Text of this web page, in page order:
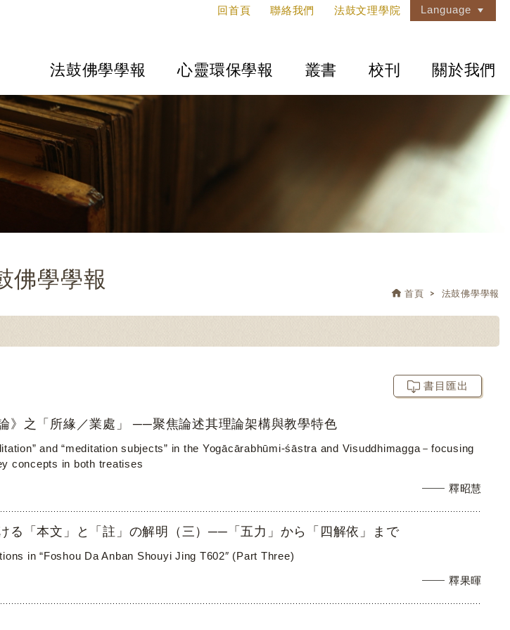
回首頁 聯絡我們 法鼓文理學院 Language
法鼓佛學學報 心靈環保學報 叢書 校刊 關於我們
佛學學報
首頁 法鼓佛學學報
書目匯出
》之「所緣／業處」 ──聚焦論述其理論架構與教學特色
and “meditation subjects” in the Yogācārabhūmi-śāstra and Visuddhimagga－focusing
concepts in both treatises
釋昭慧
る「本文」と「註」の解明（三）──「五力」から「四解依」まで
in “Foshou Da Anban Shouyi Jing T602″ (Part Three)
釋果暉